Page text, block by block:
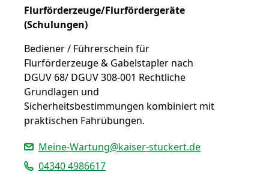
Flurförderzeuge/Flurfördergeräte
(Schulungen)
Bediener / Führerschein für
Flurförderzeuge & Gabelstapler nach
DGUV 68/ DGUV 308-001 Rechtliche
Grundlagen und
Sicherheitsbestimmungen kombiniert mit
praktischen Fahrübungen.
Meine-Wartung@kaiser-stuckert.de
04340 4986617